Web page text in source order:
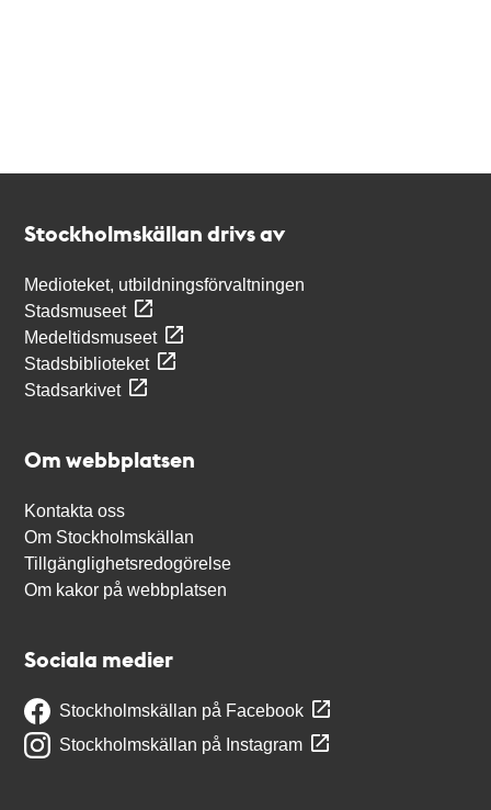
Stockholmskällan drivs av
Medioteket, utbildningsförvaltningen
Stadsmuseet
Medeltidsmuseet
Stadsbiblioteket
Stadsarkivet
Om webbplatsen
Kontakta oss
Om Stockholmskällan
Tillgänglighetsredogörelse
Om kakor på webbplatsen
Sociala medier
Stockholmskällan på Facebook
Stockholmskällan på Instagram